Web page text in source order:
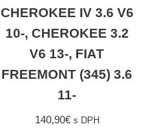
CHEROKEE IV 3.6 V6
10-, CHEROKEE 3.2
V6 13-, FIAT
FREEMONT (345) 3.6
11-
140,90€ s DPH